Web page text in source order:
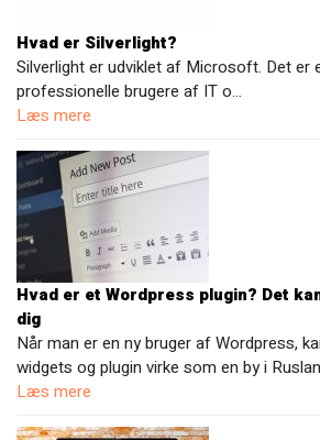
Hvad er Silverlight?
Silverlight er udviklet af Microsoft. Det er
professionelle brugere af IT o…
Læs mere
Hvad er et Wordpress plugin? Det
dig
Når man er en ny bruger af Wordpress,
widgets og plugin virke som en by i
Læs mere